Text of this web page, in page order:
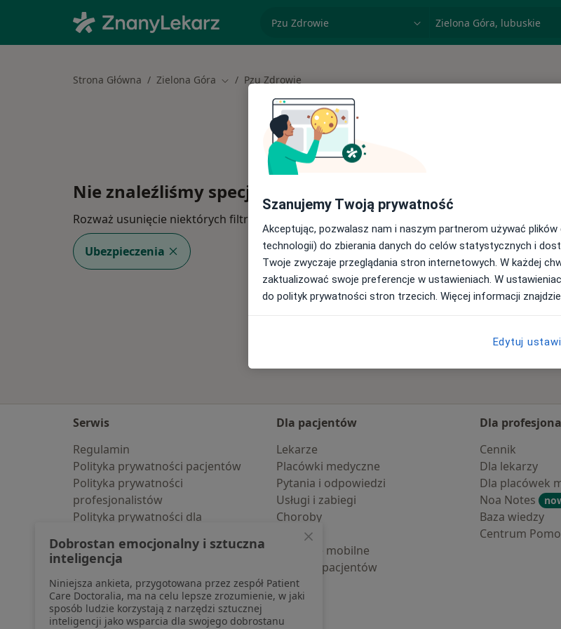
miasto lub dzielnica
Strona Główna Zielona Góra Zmień miasto
Pzu Zdrowie
Nie znaleźliśmy specjalistów spełniających podane kryteria
Rozważ usunięcie niektórych filtrów:
Ubezpieczenia
Serwis
Regulamin
Polityka prywatności pacjentów
Polityka prywatności
profesjonalistów
Polityka prywatności dla
pozyskaliśmy samodzielnie
Polityka cookies
Jak działają wyniki wyszukiwania
Dostępność
O nas
Dla pacjentów
Lekarze
Placówki medyczne
Pytania i odpowiedzi
Usługi i zabiegi
Choroby
Pomoc
Aplikacje mobilne
Blog dla pacjentów
Dla
Cennik
Dla lekarzy
Dla placówek
Noa Notes
Baza wiedzy
Centrum
Szanujemy Twoją prywatność
Akceptując, pozwalasz nam i naszym partnerom używać plików
technologii) do zbierania danych do celów statystycznych i
Twoje zwyczaje przeglądania stron internetowych. W każdej
zaktualizować swoje preferencje w ustawieniach. W
do polityk prywatności stron trzecich. Więcej informacji
Edytuj
Dobrostan emocjonalny i sztuczna
inteligencja
Niniejsza ankieta, przygotowana przez zespół Patient
Care Doctoralia, ma na celu lepsze zrozumienie, w jaki
sposób ludzie korzystają z narzędzi sztucznej
inteligencji jako wsparcia dla swojego dobrostanu